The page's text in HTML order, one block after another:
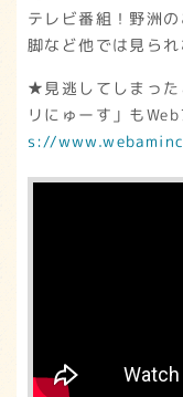
テレビ番組！野洲
脚など他では見ら
★見逃してしまった
リにゅーす」も
s://